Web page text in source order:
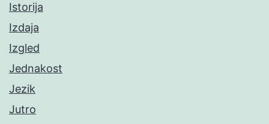
Istorija
Izdaja
Izgled
Jednakost
Jezik
Jutro